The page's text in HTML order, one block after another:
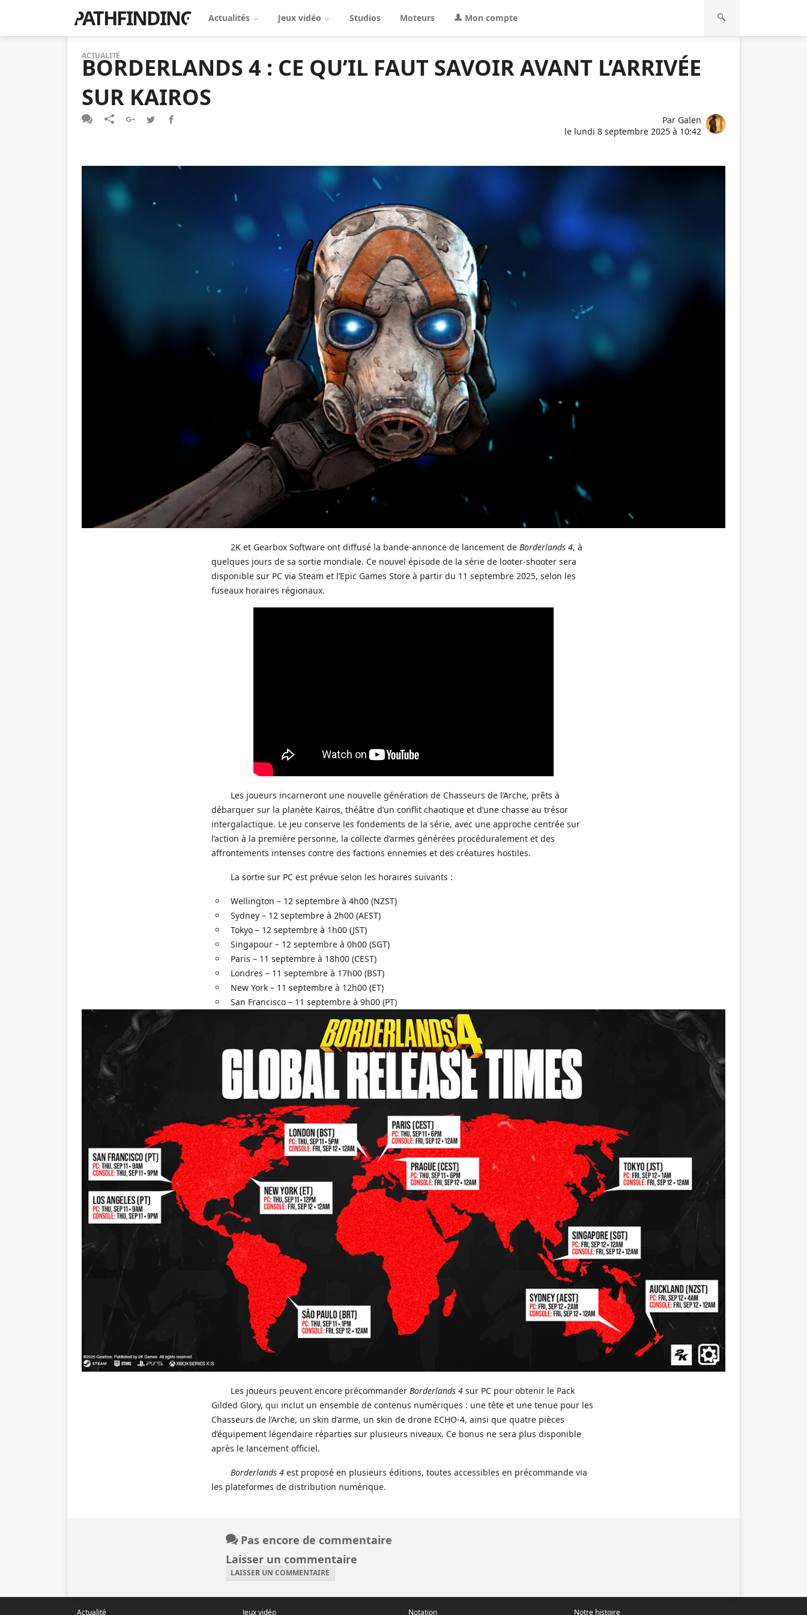
PATHFINDING Actualités Jeux vidéo Studios Moteurs Mon compte
ACTUALITÉ
BORDERLANDS 4 : CE QU’IL FAUT SAVOIR AVANT L’ARRIVÉE
SUR KAIROS
Par Galen
le lundi 8 septembre 2025 à 10:42
2K et Gearbox Software ont diffusé la bande-annonce de lancement de Borderlands 4, à
quelques jours de sa sortie mondiale. Ce nouvel épisode de la série de looter-shooter sera
disponible sur PC via Steam et l’Epic Games Store à partir du 11 septembre 2025, selon les
fuseaux horaires régionaux.
Les joueurs incarneront une nouvelle génération de Chasseurs de l’Arche, prêts à
débarquer sur la planète Kairos, théâtre d’un conflit chaotique et d’une chasse au trésor
intergalactique. Le jeu conserve les fondements de la série, avec une approche centrée sur
l’action à la première personne, la collecte d’armes générées procéduralement et des
affrontements intenses contre des factions ennemies et des créatures hostiles.
La sortie sur PC est prévue selon les horaires suivants :
Wellington – 12 septembre à 4h00 (NZST)
Sydney – 12 septembre à 2h00 (AEST)
Tokyo – 12 septembre à 1h00 (JST)
Singapour – 12 septembre à 0h00 (SGT)
Paris – 11 septembre à 18h00 (CEST)
Londres – 11 septembre à 17h00 (BST)
New York – 11 septembre à 12h00 (ET)
San Francisco – 11 septembre à 9h00 (PT)
Les joueurs peuvent encore précommander Borderlands 4 sur PC pour obtenir le Pack
Gilded Glory, qui inclut un ensemble de contenus numériques : une tête et une tenue pour les
Chasseurs de l’Arche, un skin d’arme, un skin de drone ECHO-4, ainsi que quatre pièces
d’équipement légendaire réparties sur plusieurs niveaux. Ce bonus ne sera plus disponible
après le lancement officiel.
Borderlands 4 est proposé en plusieurs éditions, toutes accessibles en précommande via
les plateformes de distribution numérique.
Pas encore de commentaire
Laisser un commentaire
LAISSER UN COMMENTAIRE
Actualité Jeux vidéo Notation Notre histoire